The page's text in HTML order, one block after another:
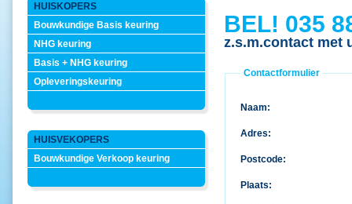
HUISKOPERS
Bouwkundige Basis keuring
NHG keuring
Basis + NHG keuring
Opleveringskeuring
HUISVEKOPERS
Bouwkundige Verkoop keuring
BEL! 035
z.s.m.contact met
Contactformulier
Naam:
Adres:
Postcode:
Plaats: